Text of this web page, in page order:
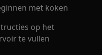
met koken
op het
te vullen